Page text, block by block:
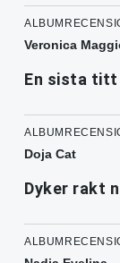
Veronica
En sista titt
Doja Cat
Dyker rakt